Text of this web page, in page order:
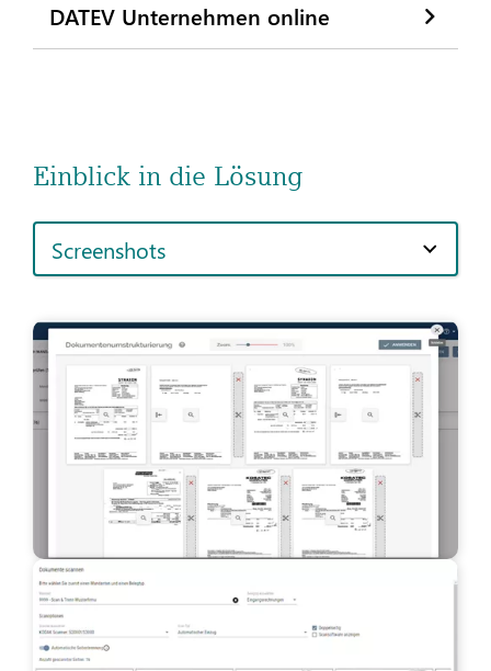
DATEV Unternehmen online
Einblick in die Lösung
Screenshots